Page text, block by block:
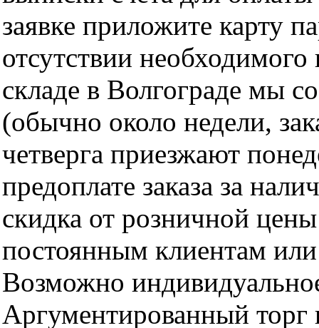
заявке приложите карту
отсутствии
складе в Волгограде мы
(обычно около недели,
четверга приезжают
предоплате заказа за
скидка от розничной
постоянным клиентам
Возможно
Аргументированный торг